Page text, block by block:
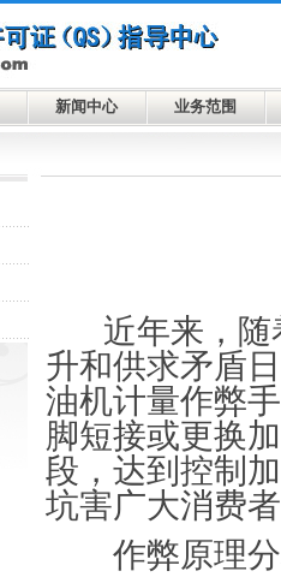
新闻中心 业务范围
近年来，随
升和供求矛盾
油机计量作弊
脚短接或更换
段，达到控制
坑害广大消费
作弊原理分